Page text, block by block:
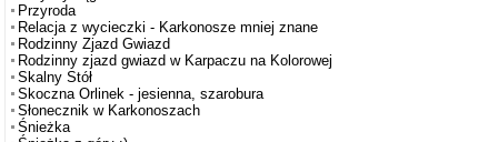
Przyroda
Relacja z wycieczki - Karkonosze mniej znane
Rodzinny Zjazd Gwiazd
Rodzinny zjazd gwiazd w Karpaczu na Kolorowej
Skalny Stół
Skoczna Orlinek - jesienna, szarobura
Słonecznik w Karkonoszach
Śnieżka